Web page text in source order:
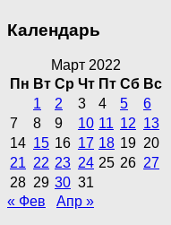
Календарь
Март 2022
Пн Вт Ср Чт Пт Сб Вс
1
2 3 4 5
6
7
8 9 10 11 12 13
14 15 16 17 18 19 20
21 22 23 24 25 26 27
28 29 30 31
« Фев
Апр »